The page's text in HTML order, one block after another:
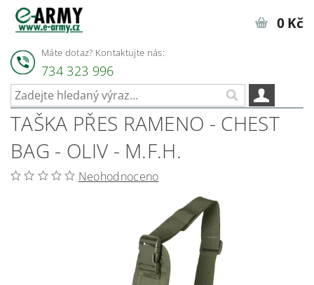
Máte dotaz? Kontaktujte nás:
734 323 996
0 Kč
TAŠKA PŘES RAMENO - CHEST
BAG - OLIV - M.F.H.
Neohodnoceno